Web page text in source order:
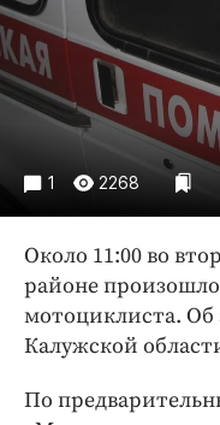
Происшествия
Спорт
Экономика и
ПРОЕКТЫ
Блоги
Издания
Интересное
Клиника года
1 2268
Около 11:00 во
районе
мотоциклиста.
Калужской
По